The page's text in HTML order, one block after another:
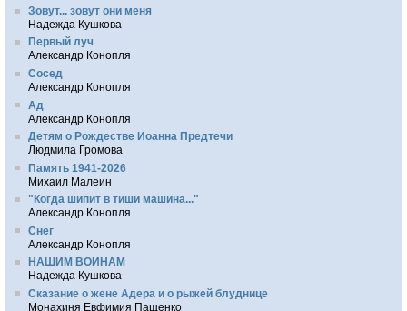
Зовут... зовут они меня
Надежда Кушкова
Первый луч
Александр Конопля
Сосед
Александр Конопля
Ад
Александр Конопля
Детям о Рождестве Иоанна Предтечи
Людмила Громова
Память 1941-2026
Михаил Малеин
"Когда шипит в тиши машина..."
Александр Конопля
Снег
Александр Конопля
НАШИМ ВОИНАМ
Надежда Кушкова
Сказание о жене Адера и о рыжей блуднице
Монахиня Евфимия Пащенко